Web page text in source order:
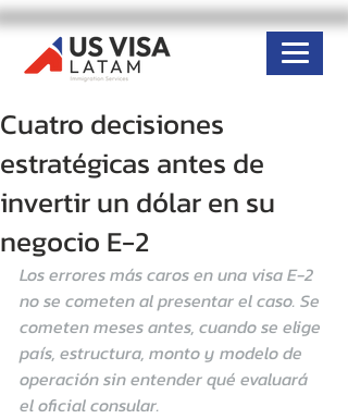
Cuatro decisiones
estratégicas antes de
invertir un dólar en su
negocio E-2
Los errores más caros en una visa E-2
no se cometen al presentar el caso. Se
cometen meses antes, cuando se elige
país, estructura, monto y modelo de
operación sin entender qué evaluará
el oficial consular.